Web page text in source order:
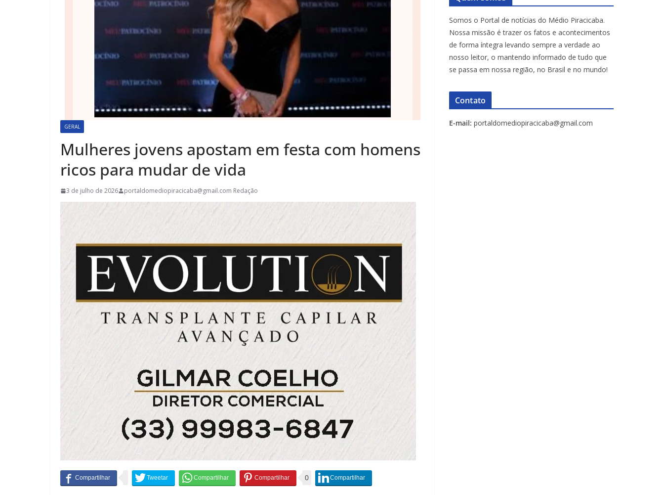
GERAL
Mulheres jovens apostam em festa com homens
ricos para mudar de vida
3 de julho de 2026 portaldomediopiracicaba@gmail.com Redação
0
Somos o Portal de notícias do Médio Piracicaba.
Nossa missão é trazer os fatos e acontecimentos
de forma íntegra levando sempre a verdade ao
nosso leitor, o mantendo informado de tudo que
se passa em nossa região, no Brasil e no mundo!
Contato
E-mail: portaldomediopiracicaba@gmail.com